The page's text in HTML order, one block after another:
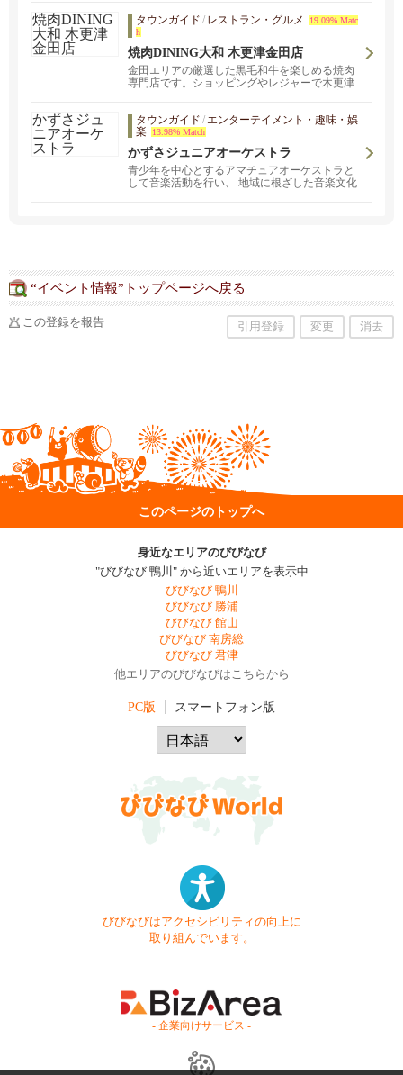
タウンガイド / レストラン・グルメ
19.09% Matc
h
焼肉DINING大和 木更津金田店
金田エリアの厳選した黒毛和牛を楽しめる焼肉
専門店です。ショッピングやレジャーで木更津
活かし、品質にこだわった黒毛和牛をはじめ、
こだわりの食材を取り揃えています。
タウンガイド /エンターテイメント・趣味・娯
楽
13.98% Match
かずさジュニアオーケストラ
青少年を中心とするアマチュアオーケストラと
して音楽活動を行い、 地域に根ざした音楽文化
されます。入団は小1から高校生までです。在籍
は大学卒業年次まで可能です。OB・OG会組織
あり。
“イベント情報”トップページへ戻る
この登録を報告 引用登録 変更 消去
このページのトップへ
身近なエリアのびびなび
"びびなび 鴨川" から近いエリアを表示中
びびなび 鴨川
びびなび 勝浦
びびなび 館山
びびなび 南房総
びびなび 君津
他エリアのびびなびはこちらから
PC版 スマートフォン版
びびなびはアクセシビリティの向上に
取り組んでいます。
- 企業向けサービス -